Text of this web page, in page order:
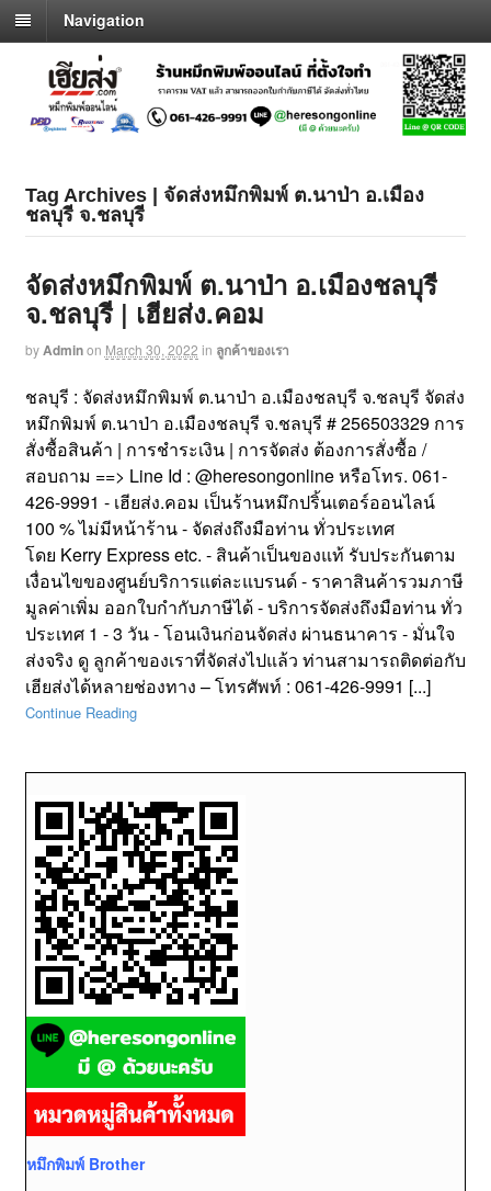
Navigation
Tag Archives | จัดส่งหมึกพิมพ์ ต.นาป่า อ.เมือง
ชลบุรี จ.ชลบุรี
จัดส่งหมึกพิมพ์ ต.นาป่า อ.เมืองชลบุรี
จ.ชลบุรี | เฮียส่ง.คอม
byAdminon March 30, 2022 in ลูกค้าของเรา
ชลบุรี : จัดส่งหมึกพิมพ์ ต.นาป่า อ.เมืองชลบุรี จ.ชลบุรี จัดส่ง
หมึกพิมพ์ ต.นาป่า อ.เมืองชลบุรี จ.ชลบุรี # 256503329 การ
สั่งซื้อสินค้า | การชำระเงิน | การจัดส่ง ต้องการสั่งซื้อ /
สอบถาม ==> Line Id : @heresongonline หรือโทร. 061-
426-9991 - เฮียส่ง.คอม เป็นร้านหมึกปริ้นเตอร์ออนไลน์
100 % ไม่มีหน้าร้าน - จัดส่งถึงมือท่าน ทั่วประเทศ
โดย Kerry Express etc. - สินค้าเป็นของแท้ รับประกันตาม
เงื่อนไขของศูนย์บริการแต่ละแบรนด์ - ราคาสินค้ารวมภาษี
มูลค่าเพิ่ม ออกใบกำกับภาษีได้ - บริการจัดส่งถึงมือท่าน ทั่ว
ประเทศ 1 - 3 วัน - โอนเงินก่อนจัดส่ง ผ่านธนาคาร - มั่นใจ
ส่งจริง ดู ลูกค้าของเราที่จัดส่งไปแล้ว ท่านสามารถติดต่อกับ
เฮียส่งได้หลายช่องทาง – โทรศัพท์ : 061-426-9991 [...]
Continue Reading
หมึกพิมพ์ Brother